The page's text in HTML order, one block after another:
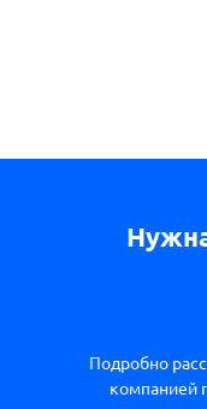
Подробно
компанией